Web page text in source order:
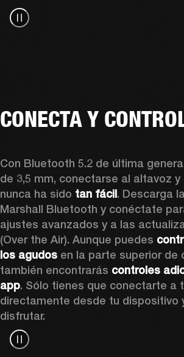
CONECTA Y
Con Bluetooth 5.2 de última
de 3,5 mm, conectarse al altavoz
nunca ha sido tan fácil. Descarga
Marshall Bluetooth y conéctate
ajustes avanzados y a las
(Over the Air). Aunque puedes
los agudos en la parte superior de
también encontrarás controles
app. Sólo tienes que conectarte a
directamente desde tu dispositivo
disfrutar.